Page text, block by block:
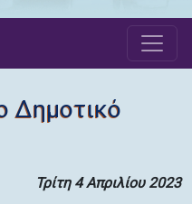
Δημοτικό
Τρίτη 4 Απριλίου 2023